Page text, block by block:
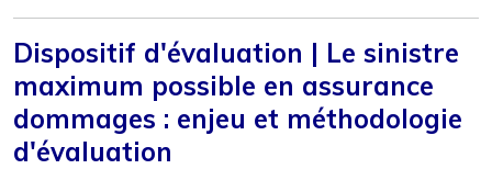
Dispositif d'évaluation | Le sinistre
maximum possible en assurance
dommages : enjeu et méthodologie
d'évaluation